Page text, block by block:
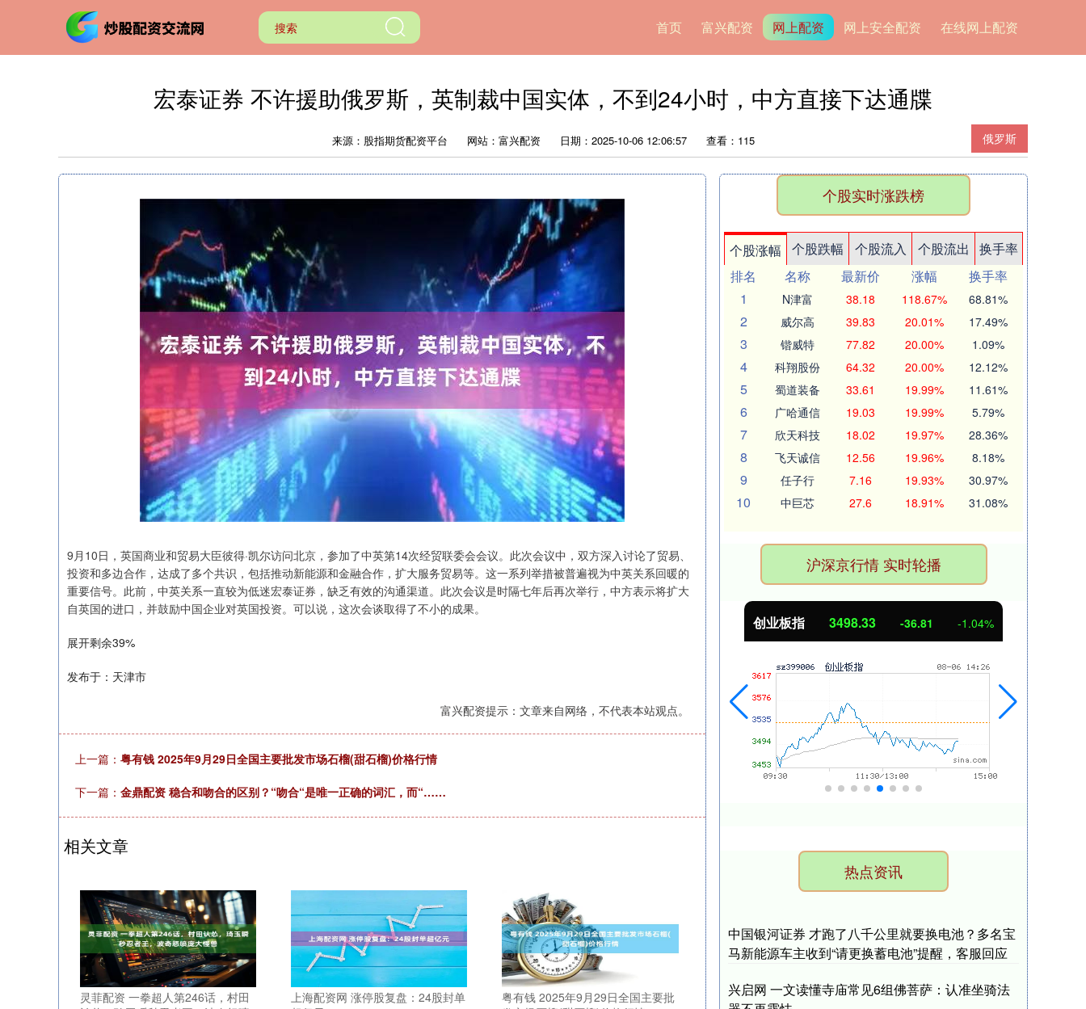
首页 富兴配资 网上配资 网上安全配资 在线网上配资
宏泰证券 不许援助俄罗斯，英制裁中国实体，不到24小时，中方直接下达通牒
俄罗斯
来源：股指期货配资平台 网站：富兴配资 日期：2025-10-06 12:06:57 查看：115
9月10日，英国商业和贸易大臣彼得·凯尔访问北京，参加了中英第14次经贸联委会会议。此次会议中，双方深入讨论了贸易、
投资和多边合作，达成了多个共识，包括推动新能源和金融合作，扩大服务贸易等。这一系列举措被普遍视为中英关系回暖的
重要信号。此前，中英关系一直较为低迷宏泰证券，缺乏有效的沟通渠道。此次会议是时隔七年后再次举行，中方表示将扩大
自英国的进口，并鼓励中国企业对英国投资。可以说，这次会谈取得了不小的成果。
展开剩余39%
发布于：天津市
富兴配资提示：文章来自网络，不代表本站观点。
上一篇： 粤有钱 2025年9月29日全国主要批发市场石榴(甜石榴)价格行情
下一篇： 金鼎配资 稳合和吻合的区别？“吻合“是唯一正确的词汇，而“……
相关文章
灵菲配资 一拳超人第246话，村田
上海配资网 涨停股复盘：24股封单
粤有钱 2025年9月29日全国主要批
个股实时涨跌榜
个股涨幅 个股跌幅 个股流入 个股流出
换手率
排名
名称 最新价 涨幅
换手率
1
N津富 38.18 118.67% 68.81%
2 威尔高 39.83 20.01% 17.49%
3 锴威特 77.82 20.00% 1.09%
4 科翔股份 64.32 20.00% 12.12%
5 蜀道装备 33.61 19.99% 11.61%
6 广哈通信 19.03 19.99% 5.79%
7 欣天科技 18.02 19.97% 28.36%
8 飞天诚信 12.56 19.96% 8.18%
9 任子行 7.16 19.93% 30.97%
10 中巨芯 27.6 18.91% 31.08%
沪深京行情 实时轮播
创业板指 3498.06 -37.08 -1.05%
热点资讯
中国银河证券 才跑了八千公里就要换电池？多名宝
马新能源车主收到“请更换蓄电池”提醒，客服回应
兴启网 一文读懂寺庙常见6组佛菩萨：认准坐骑法